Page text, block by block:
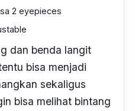
2 eyepieces
dan benda langit
bisa menjadi
sekaligus
bisa melihat bintang